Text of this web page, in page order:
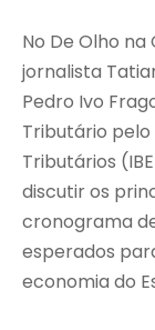
No De Olho
jornalista
Pedro Ivo
Tributário pelo
Tributários
discutir os
cronograma
esperados
economia do